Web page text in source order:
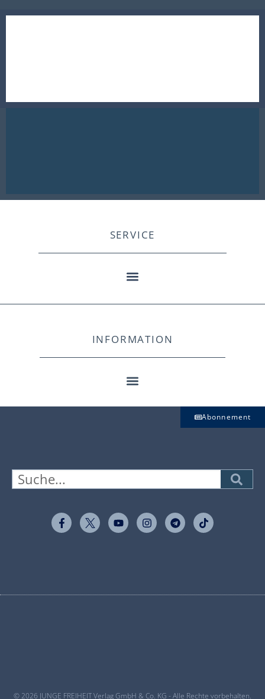
SERVICE
INFORMATION
Abonnement
© 2026 JUNGE FREIHEIT Verlag GmbH & Co. KG - Alle Rechte vorbehalten.